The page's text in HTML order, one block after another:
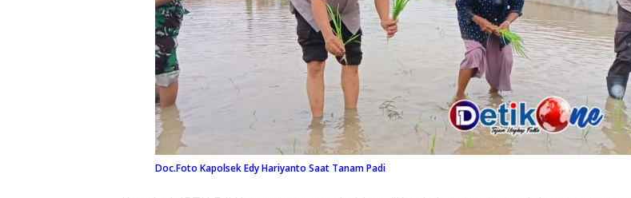
Doc.Foto Kapolsek Edy Hariyanto Saat Tanam Padi